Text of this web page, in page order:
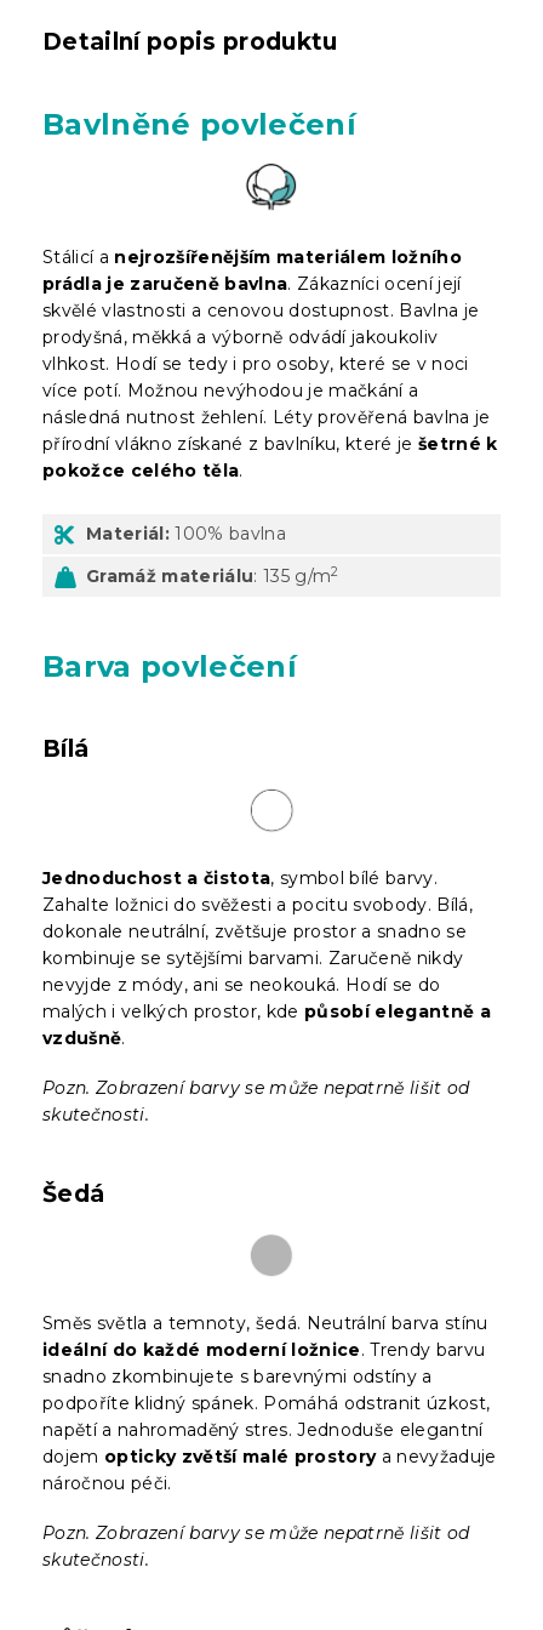
Detailní popis produktu
Bavlněné povlečení
Stálicí a nejrozšířenějším materiálem ložního
prádla je zaručeně bavlna. Zákazníci ocení její
skvělé vlastnosti a cenovou dostupnost. Bavlna je
prodyšná, měkká a výborně odvádí jakoukoliv
vlhkost. Hodí se tedy i pro osoby, které se v noci
více potí. Možnou nevýhodou je mačkání a
následná nutnost žehlení. Léty prověřená bavlna je
přírodní vlákno získané z bavlníku, které je šetrné k
pokožce celého těla.
Materiál: 100% bavlna
Gramáž materiálu: 135 g/m2
Barva povlečení
Bílá
Jednoduchost a čistota, symbol bílé barvy.
Zahalte ložnici do svěžesti a pocitu svobody. Bílá,
dokonale neutrální, zvětšuje prostor a snadno se
kombinuje se sytějšími barvami. Zaručeně nikdy
nevyjde z módy, ani se neokouká. Hodí se do
malých i velkých prostor, kde působí elegantně a
vzdušně.
Pozn. Zobrazení barvy se může nepatrně lišit od
skutečnosti.
Šedá
Směs světla a temnoty, šedá. Neutrální barva stínu
ideální do každé moderní ložnice. Trendy barvu
snadno zkombinujete s barevnými odstíny a
podpoříte klidný spánek. Pomáhá odstranit úzkost,
napětí a nahromaděný stres. Jednoduše elegantní
dojem opticky zvětší malé prostorya nevyžaduje
náročnou péči.
Pozn. Zobrazení barvy se může nepatrně lišit od
skutečnosti.